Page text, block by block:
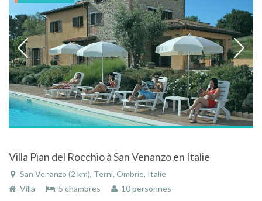
Villa Pian del Rocchio à San Venanzo en Italie
San Venanzo (2 km), Terni, Ombrie, Italie
Villa
5 chambres 10 personnes